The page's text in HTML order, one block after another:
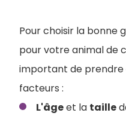
Pour choisir la bonne
pour votre animal de
important de prendre
facteurs :
L'âgeet la taille